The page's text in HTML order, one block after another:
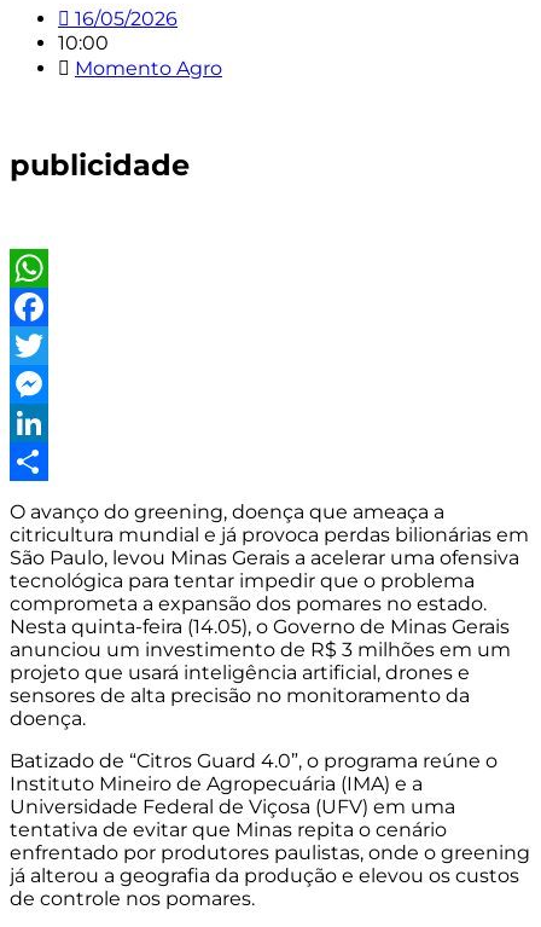
16/05/2026
10:00
Momento Agro
publicidade
WhatsApp
Facebook
Twitter
Messenger
LinkedIn
Share
O avanço do greening, doença que ameaça a
citricultura mundial e já provoca perdas bilionárias em
São Paulo, levou Minas Gerais a acelerar uma ofensiva
tecnológica para tentar impedir que o problema
comprometa a expansão dos pomares no estado.
Nesta quinta-feira (14.05), o Governo de Minas Gerais
anunciou um investimento de R$ 3 milhões em um
projeto que usará inteligência artificial, drones e
sensores de alta precisão no monitoramento da
doença.
Batizado de “Citros Guard 4.0”, o programa reúne o
Instituto Mineiro de Agropecuária (IMA) e a
Universidade Federal de Viçosa (UFV) em uma
tentativa de evitar que Minas repita o cenário
enfrentado por produtores paulistas, onde o greening
já alterou a geografia da produção e elevou os custos
de controle nos pomares.